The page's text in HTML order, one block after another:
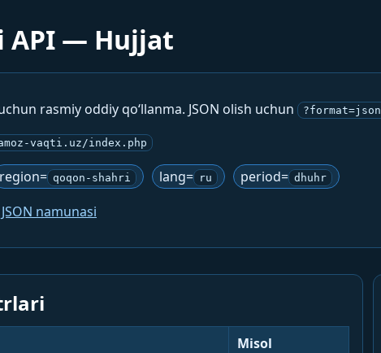
API — Hujjat
rasmiy oddiy qo‘llanma. JSON olish uchun ?format=json
vaqti.uz/index.php
region= qoqon-shahri lang= ru period= dhuhr
namunasi
Misol